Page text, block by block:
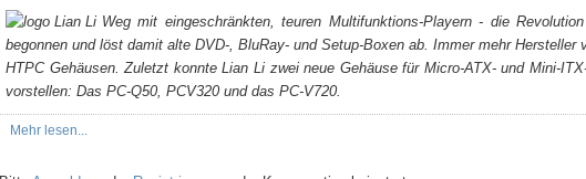
Weg mit eingeschränkten, teuren Multifunktions-Playern - die
begonnen und löst damit alte DVD-, BluRay- und Setup-Boxen ab. Immer mehr Hersteller
HTPC Gehäusen. Zuletzt konnte Lian Li zwei neue Gehäuse für Micro-ATX- und Mini-
vorstellen: Das PC-Q50, PCV320 und das PC-V720.
Mehr lesen...